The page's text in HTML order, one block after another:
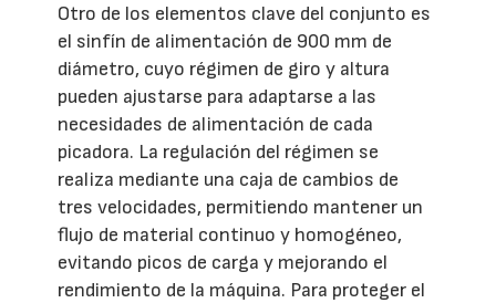
Otro de los elementos clave del conjunto es
el sinfín de alimentación de 900 mm de
diámetro, cuyo régimen de giro y altura
pueden ajustarse para adaptarse a las
necesidades de alimentación de cada
picadora. La regulación del régimen se
realiza mediante una caja de cambios de
tres velocidades, permitiendo mantener un
flujo de material continuo y homogéneo,
evitando picos de carga y mejorando el
rendimiento de la máquina. Para proteger el